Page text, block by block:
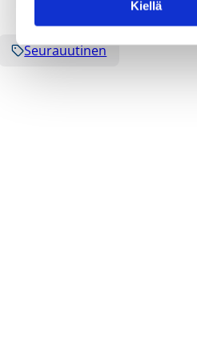
Kiellä
Seurauutinen